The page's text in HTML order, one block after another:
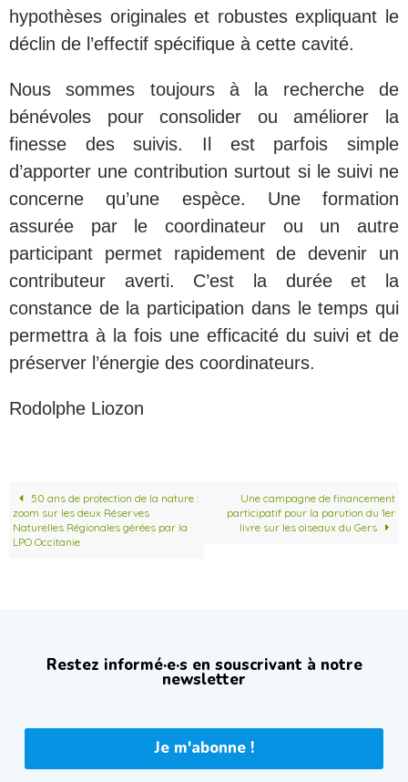
hypothèses originales et robustes expliquant le
déclin de l’effectif spécifique à cette cavité.
Nous sommes toujours à la recherche de
bénévoles pour consolider ou améliorer la
finesse des suivis. Il est parfois simple
d’apporter une contribution surtout si le suivi ne
concerne qu’une espèce. Une formation
assurée par le coordinateur ou un autre
participant permet rapidement de devenir un
contributeur averti. C’est la durée et la
constance de la participation dans le temps qui
permettra à la fois une efficacité du suivi et de
préserver l’énergie des coordinateurs.
Rodolphe Liozon
50 ans de protection de la nature :
zoom sur les deux Réserves
Naturelles Régionales gérées par la
LPO Occitanie
Une campagne de financement
participatif pour la parution du 1er
livre sur les oiseaux du Gers
Restez informé·e·s en souscrivant à notre
newsletter
Je m'abonne !